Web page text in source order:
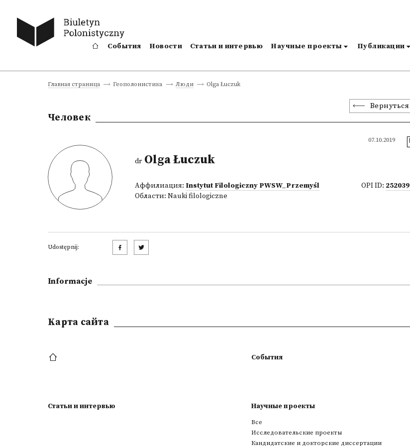
События Новости Статьи и интервью Научные проекты Публикации
Главная страница Геополонистика Люди Olga Łuczuk
Вернуться
Человек
07.10.2019
drOlga Łuczuk
Аффилиация: Instytut Filologiczny PWSW_Przemyśl
Области: Nauki filologiczne
OPI ID: 252039
Udostępnij:
Informacje
Kарта сайта
События
Статьи и интервью Научные проекты
Все
Исследовательские проекты
Кандидатские и докторские диссертации